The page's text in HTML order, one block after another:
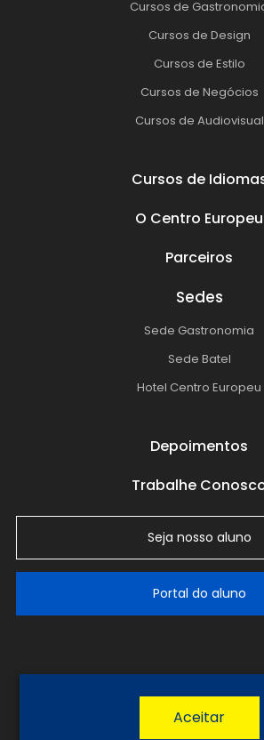
Cursos de
Cursos de Design
Cursos de Estilo
Cursos de Negócios
Cursos de Audiovisual
Cursos de
O Centro Europeu
Parceiros
Sedes
Sede Gastronomia
Sede Batel
Hotel Centro Europeu
Depoimentos
Trabalhe
Seja nosso aluno
Portal do aluno
Política de Privacidade